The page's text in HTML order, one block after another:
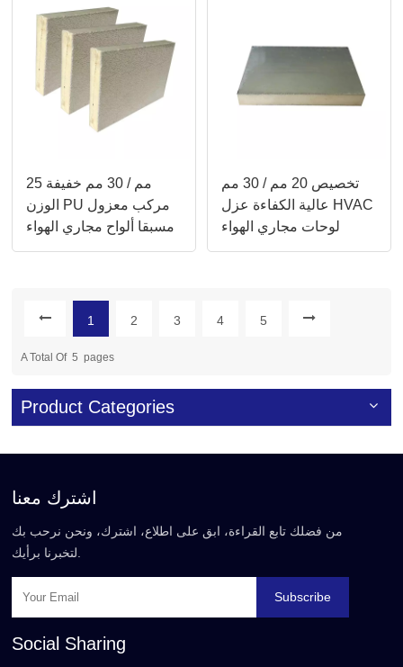
25 مم / 30 مم خفيفة
الوزن PU مركب معزول
مسبقا ألواح مجاري الهواء
الرغوية
تخصيص 20 مم / 30 مم
عالية الكفاءة عزل HVAC
لوحات مجاري الهواء
المركبة
1 2 3 4 5
A Total Of 5 Pages
Product Categories
اشترك معنا
من فضلك تابع القراءة، ابق على اطلاع، اشترك، ونحن نرحب بك
Subscribe
Social Sharing